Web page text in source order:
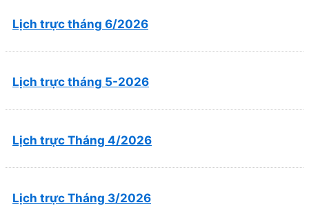
Lịch trực tháng 6/2026
Lịch trực tháng 5-2026
Lịch trực Tháng 4/2026
Lịch trực Tháng 3/2026